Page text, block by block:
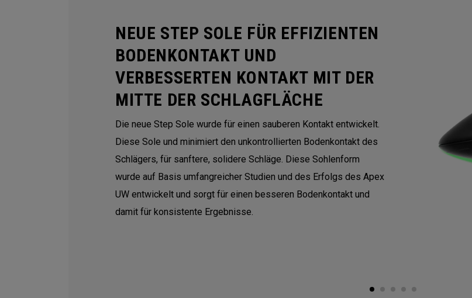
NEUE STEP SOLE FÜR EFFIZIENTEN
BODENKONTAKT UND
VERBESSERTEN KONTAKT MIT DER
MITTE DER SCHLAGFLÄCHE
Die neue Step Sole wurde für einen sauberen Kontakt entwickelt.
Diese Sole und minimiert den unkontrollierten Bodenkontakt des
Schlägers, für sanftere, solidere Schläge. Diese Sohlenform
wurde auf Basis umfangreicher Studien und des Erfolgs des Apex
UW entwickelt und sorgt für einen besseren Bodenkontakt und
damit für konsistente Ergebnisse.